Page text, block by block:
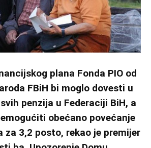
plana Fonda PIO od
FBiH bi moglo dovesti u
penzija u Federaciji BiH, a
obećano povećanje
za 3,2 posto, rekao je premijer